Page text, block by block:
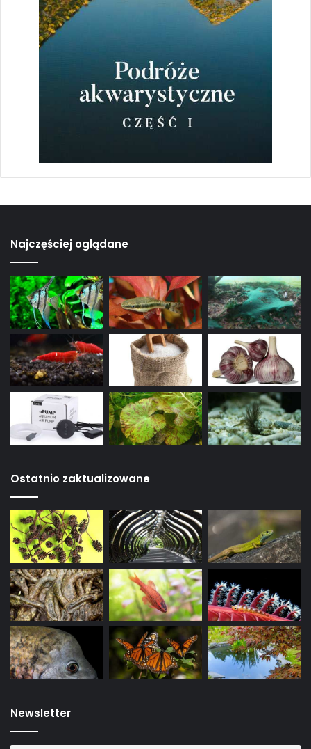
Najczęściej oglądane
Ostatnio zaktualizowane
Newsletter